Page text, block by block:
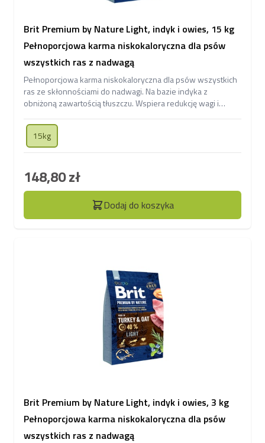
Brit Premium by Nature Light, indyk i owies, 15 kg
Pełnoporcjowa karma niskokaloryczna dla psów
wszystkich ras z nadwagą
Pełnoporcjowa karma niskokaloryczna dla psów wszystkich
ras ze skłonnościami do nadwagi. Na bazie indyka z
obniżoną zawartością tłuszczu. Wspiera redukcję wagi i
15kg
148,80 zł
Dodaj do koszyka
Brit Premium by Nature Light, indyk i owies, 3 kg
Pełnoporcjowa karma niskokaloryczna dla psów
wszystkich ras z nadwagą